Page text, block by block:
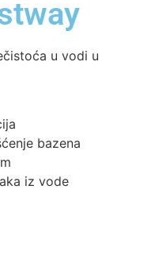
u vodi u
bazena
iz vode